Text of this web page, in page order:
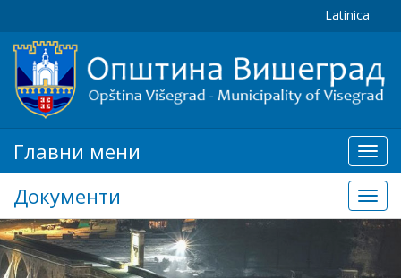
Latinica
мени
Главни мени
Документи